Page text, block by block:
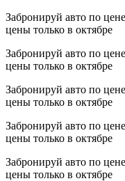
Забронируй авто по
цены только в октябре
Забронируй авто по
цены только в октябре
Забронируй авто по
цены только в октябре
Забронируй авто по
цены только в октябре
Забронируй авто по
цены только в октябре